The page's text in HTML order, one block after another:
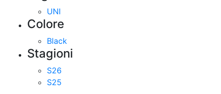
UNI
Colore
Black
Stagioni
S26
S25